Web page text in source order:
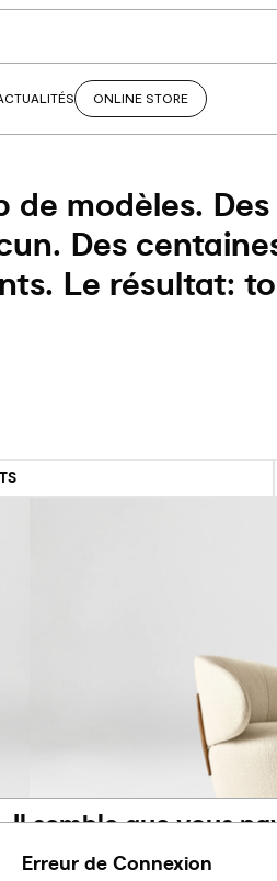
ONLINE STORE
de modèles.
Des
Le résultat:
Il semble que vous
autre pays
Erreur de Connexion